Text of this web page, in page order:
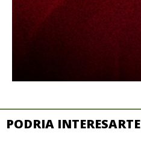
PODRIA INTERESARTE